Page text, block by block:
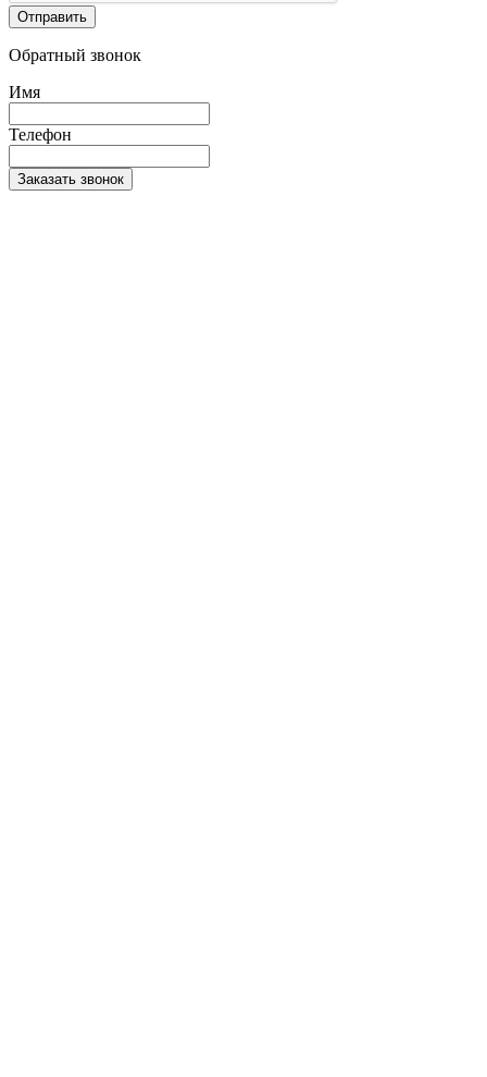
Отправить
Обратный звонок
Имя
Телефон
Заказать звонок